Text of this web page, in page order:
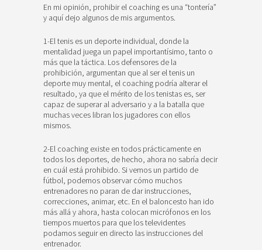
En mi opinión, prohibir el coaching es una “tontería”
y aquí dejo algunos de mis argumentos.
1-El tenis es un deporte individual, donde la
mentalidad juega un papel importantísimo, tanto o
más que la táctica. Los defensores de la
prohibición, argumentan que al ser el tenis un
deporte muy mental, el coaching podría alterar el
resultado, ya que el mérito de los tenistas es, ser
capaz de superar al adversario y a la batalla que
muchas veces libran los jugadores con ellos
mismos.
2-El coaching existe en todos prácticamente en
todos los deportes, de hecho, ahora no sabría decir
en cuál está prohibido. Si vemos un partido de
fútbol, podemos observar cómo muchos
entrenadores no paran de dar instrucciones,
correcciones, animar, etc. En el baloncesto han ido
más allá y ahora, hasta colocan micrófonos en los
tiempos muertos para que los televidentes
podamos seguir en directo las instrucciones del
entrenador.